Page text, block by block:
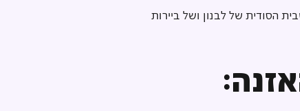
הסודית של לבנון ושל ביירות